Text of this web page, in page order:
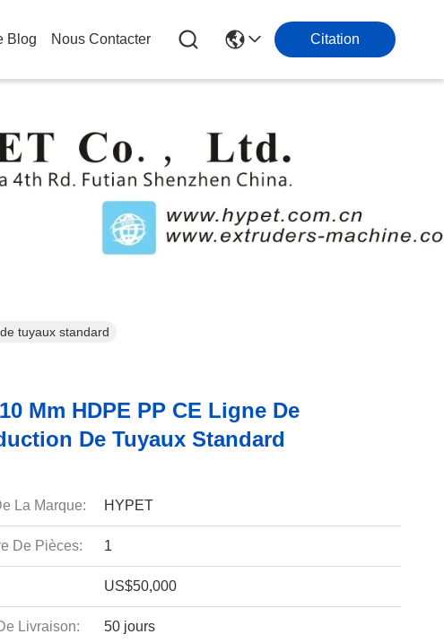
Blog Nous Contacter Citation
tuyaux standard
Mm HDPE PP CE Ligne De
De Tuyaux Standard
La Marque: HYPET
De Pièces: 1
US$50,000
Livraison: 50 jours